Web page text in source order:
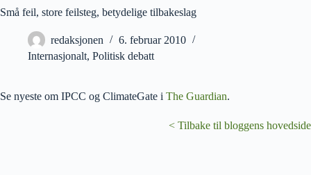
Små feil, store feilsteg, betydelige tilbakeslag
redaksjonen
6. februar 2010
Internasjonalt, Politisk debatt
Se nyeste om IPCC og ClimateGate i The Guardian.
< Tilbake til bloggens hovedside